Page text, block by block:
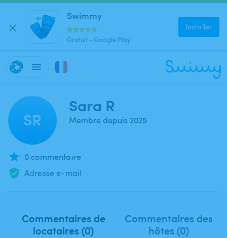
Swimmy
Gratuit - Google Play
Installer
SR
Sara R
Membre depuis 2025
0 commentaire
Adresse e-mail
Commentaires de
locataires (0)
Commentaires des
hôtes (0)